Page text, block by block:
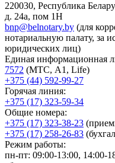
220030, Республика
д. 24а, пом 1Н
bnp@belnotary.by (для
нотариальную палату, за
юридических лиц)
Единая информационная
7572 (МТС, A1, Life)
+375 (44) 592-99-27
Горячая линия:
+375 (17) 323-59-34
Общие номера:
+375 (17) 323-38-23
+375 (17) 258-26-83
Режим работы:
пн-пт: 09:00-13:00, 14:00-